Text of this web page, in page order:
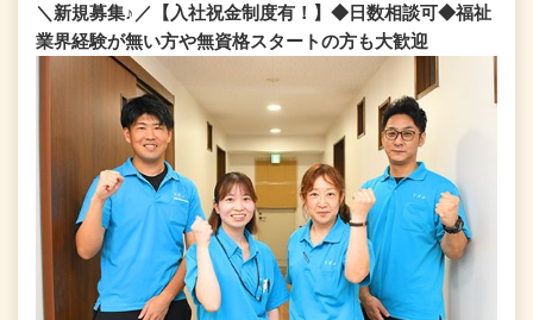
＼新規募集♪／【入社祝金制度有！】◆日数相談可◆福祉
業界経験が無い方や無資格スタートの方も大歓迎